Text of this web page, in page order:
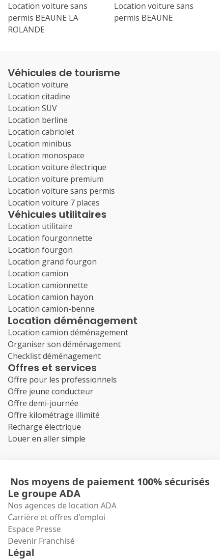
Location voiture sans
permis BEAUNE LA
ROLANDE
Location voiture sans
permis BEAUNE
Véhicules de tourisme
Location voiture
Location citadine
Location SUV
Location berline
Location cabriolet
Location minibus
Location monospace
Location voiture électrique
Location voiture premium
Location voiture sans permis
Location voiture 7 places
Véhicules utilitaires
Location utilitaire
Location fourgonnette
Location fourgon
Location grand fourgon
Location camion
Location camionnette
Location camion hayon
Location camion-benne
Location déménagement
Location camion déménagement
Organiser son déménagement
Checklist déménagement
Offres et services
Offre pour les professionnels
Offre jeune conducteur
Offre demi-journée
Offre kilométrage illimité
Recharge électrique
Louer en aller simple
Nos moyens de paiement 100% sécurisés
Le groupe ADA
Nos agences de location ADA
Carrière et offres d'emploi
Espace Presse
Devenir Franchisé
Légal